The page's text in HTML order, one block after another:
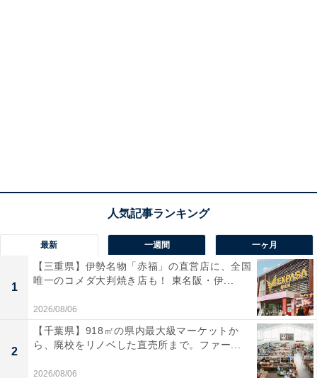
最新 一週間 一ヶ月
1
【三重県】伊勢名物「赤福」の直営店に、全国
唯一のコメダ大判焼き店も！ 東名阪・伊...
2026/08/06
2
【千葉県】918㎡の県内最大級マーケットか
ら、廃校をリノベした直売所まで。ファー...
2026/08/06